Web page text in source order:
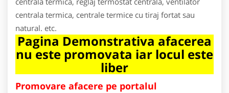
centrala termica, centrale termice cu tiraj fortat sau
natural. etc.
Pagina Demonstrativa afacerea
nu este promovata iar locul este
liber
Promovare afacere pe portalul